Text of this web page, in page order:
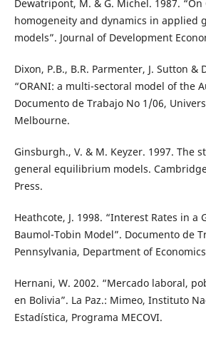
Dewatripont, M. & G. Michel. 1987.
homogeneity and dynamics in applied
models”. Journal of Development
Dixon, P.B., B.R. Parmenter, J. Sutton &
“ORANI: a multi-sectoral model of the
Documento de Trabajo No 1/06,
Melbourne.
Ginsburgh., V. & M. Keyzer. 1997. The
general equilibrium models.
Press.
Heathcote, J. 1998. “Interest Rates in a
Baumol-Tobin Model”. Documento de
Pennsylvania, Department of
Hernani, W. 2002. “Mercado laboral,
en Bolivia”. La Paz.: Mimeo, Instituto
Estadística, Programa MECOVI.